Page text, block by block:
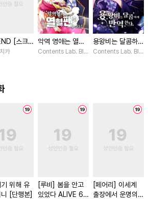
[스크
카
악역 영애는 열혈
팬입니다! [스크
Contents Lab. Blue TOKYO / 카라스마 시
용왕비는 달콤하게
반역한다 [스크롤]
Contents Lab. Blue
위해 유
[단행본]
[루비] 봄을 안고
있었다 ALIVE 6
[페어리] 이세계
출장에서 운명의